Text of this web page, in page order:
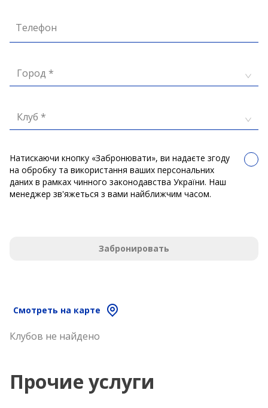
Телефон
Город *
Клуб *
Натискаючи кнопку «Забронювати», ви надаєте згоду
на обробку та використання ваших персональних
даних в рамках чинного законодавства України. Наш
менеджер зв'яжеться з вами найближчим часом.
Забронировать
Смотреть на карте
Клубов не найдено
Прочие услуги